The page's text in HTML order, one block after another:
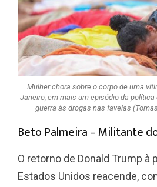
Mulher chora sobre o corpo de uma
Janeiro, em mais um episódio da
guerra às drogas nas favelas
Beto Palmeira – Militante
O retorno de Donald Trump à
Estados Unidos reacende,